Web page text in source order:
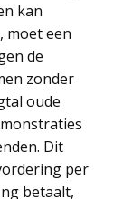
kan
moet een
de
zonder
oude
Dit
per
betaalt,